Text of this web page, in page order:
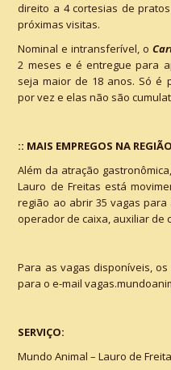
direito a 4 cortesias de
próximas visitas.
Nominal e intransferível, o
2 meses e é entregue para
seja maior de 18 anos. Só é
por vez e elas não são
:: MAIS EMPREGOS NA REGIÃO
Além da atração
Lauro de Freitas está
região ao abrir 35 vagas para
operador de caixa, auxiliar de
Para as vagas disponíveis,
para o e-mail
SERVIÇO:
Mundo Animal – Lauro de